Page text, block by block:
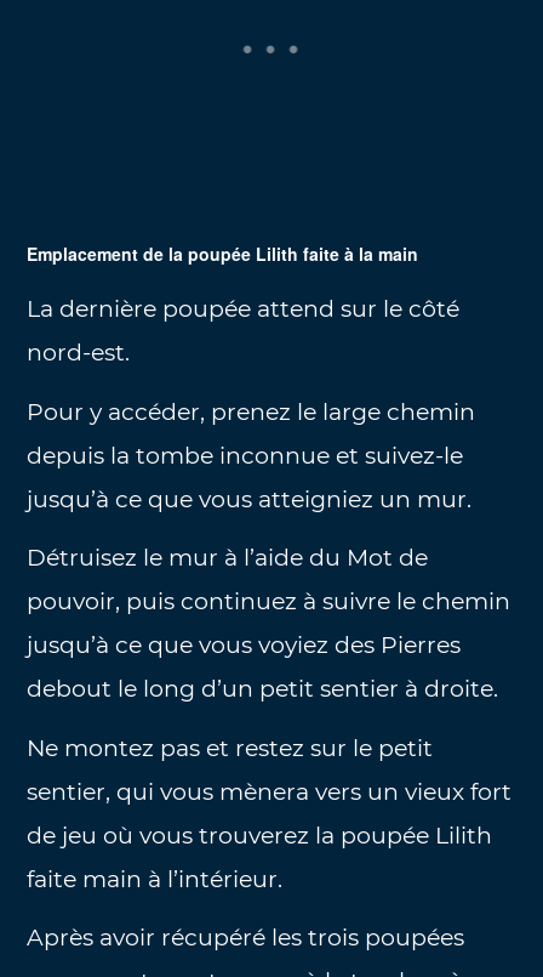
Emplacement de la poupée Lilith faite à la main
La dernière poupée attend sur le côté
nord-est.
Pour y accéder, prenez le large chemin
depuis la tombe inconnue et suivez-le
jusqu’à ce que vous atteigniez un mur.
Détruisez le mur à l’aide du Mot de
pouvoir, puis continuez à suivre le chemin
jusqu’à ce que vous voyiez des Pierres
debout le long d’un petit sentier à droite.
Ne montez pas et restez sur le petit
sentier, qui vous mènera vers un vieux fort
de jeu où vous trouverez la poupée Lilith
faite main à l’intérieur.
Après avoir récupéré les trois poupées